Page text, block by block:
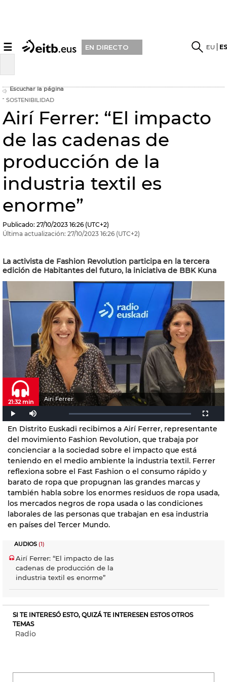
☰ EN DIRECTO EU
Escuchar la página
SOSTENIBILIDAD
Airí Ferrer: “El impacto
de las cadenas de
producción de la
industria textil es
enorme”
Publicado: 27/10/2023 16:26 (UTC+2)
Última actualización: 27/10/2023 16:26 (UTC+2)
La activista de Fashion Revolution participa en la tercera
edición de Habitantes del futuro, la iniciativa de BBK Kuna
Airi Ferrer
21:32 min
En Distrito Euskadi recibimos a Airí Ferrer, representante
del movimiento Fashion Revolution, que trabaja por
concienciar a la sociedad sobre el impacto que está
teniendo en el medio ambiente la industria textil. Ferrer
reflexiona sobre el Fast Fashion o el consumo rápido y
barato de ropa que propugnan las grandes marcas y
también habla sobre los enormes residuos de ropa usada,
los mercados negros de ropa usada o las condiciones
laborales de las personas que trabajan en esa industria
en países del Tercer Mundo.
AUDIOS (1)
Airí Ferrer: “El impacto de las
cadenas de producción de la
industria textil es enorme”
SI TE INTERESÓ ESTO, QUIZÁ TE INTERESEN ESTOS OTROS
TEMAS
Radio